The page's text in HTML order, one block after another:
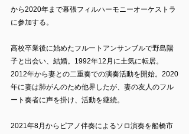
から2020年まで幕張フィルハーモニーオーケストラ
に参加する。
高校卒業後に始めたフルートアンサンブルで野島陽
子と出会い、結婚。1992年12月に土気に転居。
2012年から妻との二重奏での演奏活動を開始。2020
年に妻は肺がんのため他界したが、妻の友人のフル
ート奏者に声を掛け、活動を継続。
2021年8月からピアノ伴奏によるソロ演奏を船橋市